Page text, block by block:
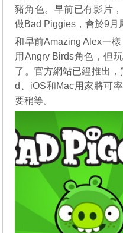
豬角色。早前已有影片
做Bad Piggies，會於9月
和早前Amazing Alex一
用Angry Birds角色，但
了。官方網站已經推出
d、iOS和Mac用家將可
要稍等。